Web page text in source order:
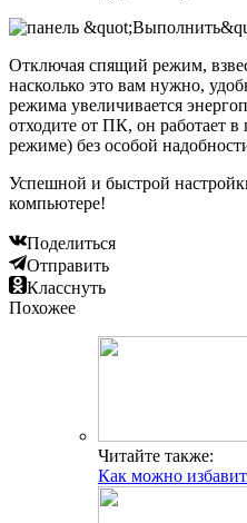
Отключая спящий режим,
насколько это вам нужно,
режима увеличивается
отходите от ПК, он работает
режиме) без особой
Успешной и быстрой
компьютере!
Поделиться
Отправить
Класснуть
Похожее
Читайте также:
Как можно